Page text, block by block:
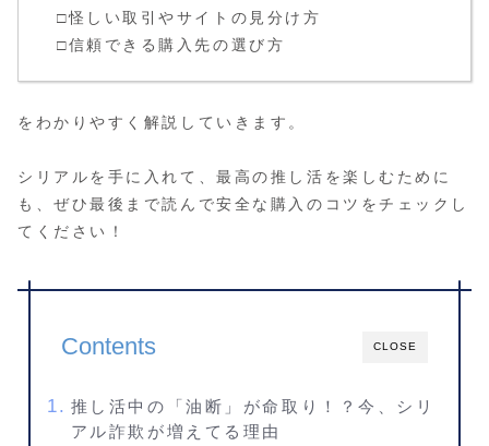
□怪しい取引やサイトの見分け方
□信頼できる購入先の選び方
をわかりやすく解説していきます。
シリアルを手に入れて、最高の推し活を楽しむために
も、ぜひ最後まで読んで安全な購入のコツをチェックし
てください！
CLOSE
Contents
推し活中の「油断」が命取り！？今、シリ
アル詐欺が増えてる理由